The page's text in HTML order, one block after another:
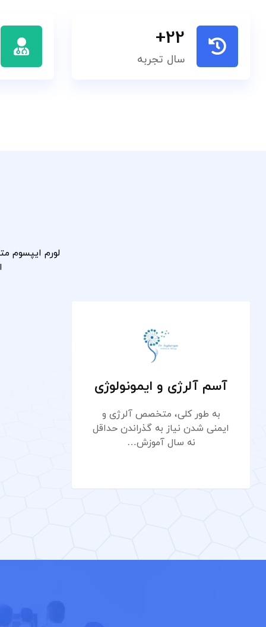
22
+
سال تجربه
لورم ایپسوم
آسم آلرژی و ایمونولوژی
به طور کلی، متخصص آلرژی و
ایمنی شدن نیاز به گذراندن حداقل
نه سال آموزش…